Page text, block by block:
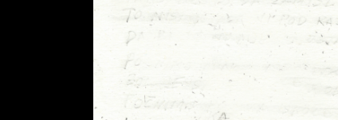
Biografija
08/ Partneri